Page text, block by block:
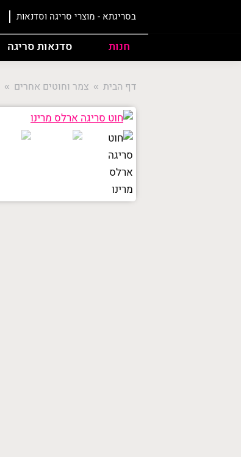
בסריגתא - מוצרי סריגה וסדנאות
חנות סדנאות סריגה
דף הבית צמר וחוטים אחרים